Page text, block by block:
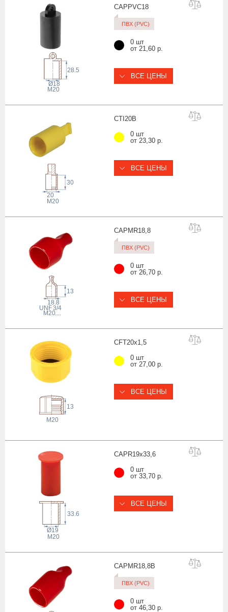
CAPPVC18
ПВХ (PVC)
28.5
Ø18
M20
0 шт
от 21,60 р.
ВСЕ ЦЕНЫ
CTI20B
20
30
M20
0 шт
от 23,30 р.
ВСЕ ЦЕНЫ
CAPMR18,8
ПВХ (PVC)
M20,...
13
UNF3/4
18.8
0 шт
от 26,70 р.
ВСЕ ЦЕНЫ
CFT20x1,5
13
M20
0 шт
от 27,00 р.
ВСЕ ЦЕНЫ
CAPR19x33,6
33.6
Ø19
M20
0 шт
от 33,70 р.
ВСЕ ЦЕНЫ
CAPMR18,8B
ПВХ (PVC)
0 шт
от 46,30 р.